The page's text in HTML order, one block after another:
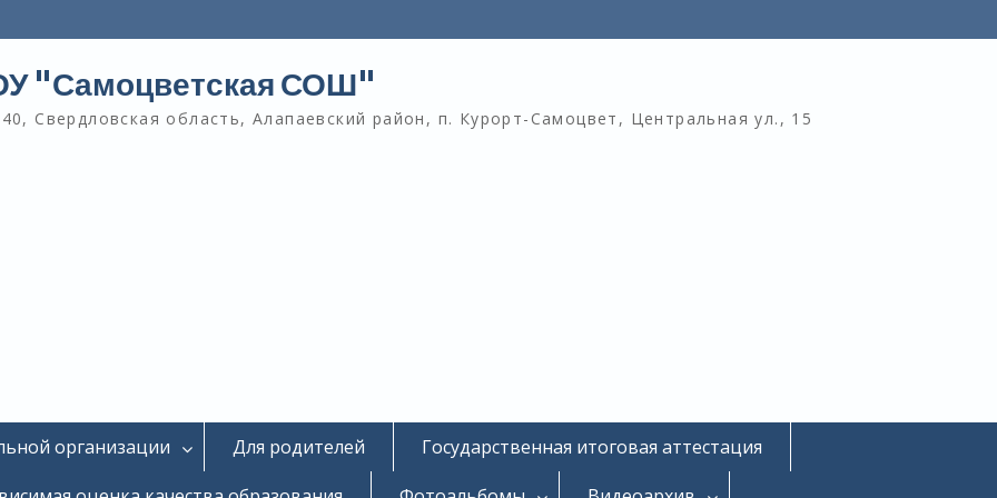
"Самоцветская СОШ"
Свердловская область, Алапаевский район, п. Курорт-Самоцвет, Центральная ул., 15
организации Для родителей
Государственная итоговая аттестация